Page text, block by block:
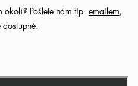
okolí? Pošlete nám tip emailem,